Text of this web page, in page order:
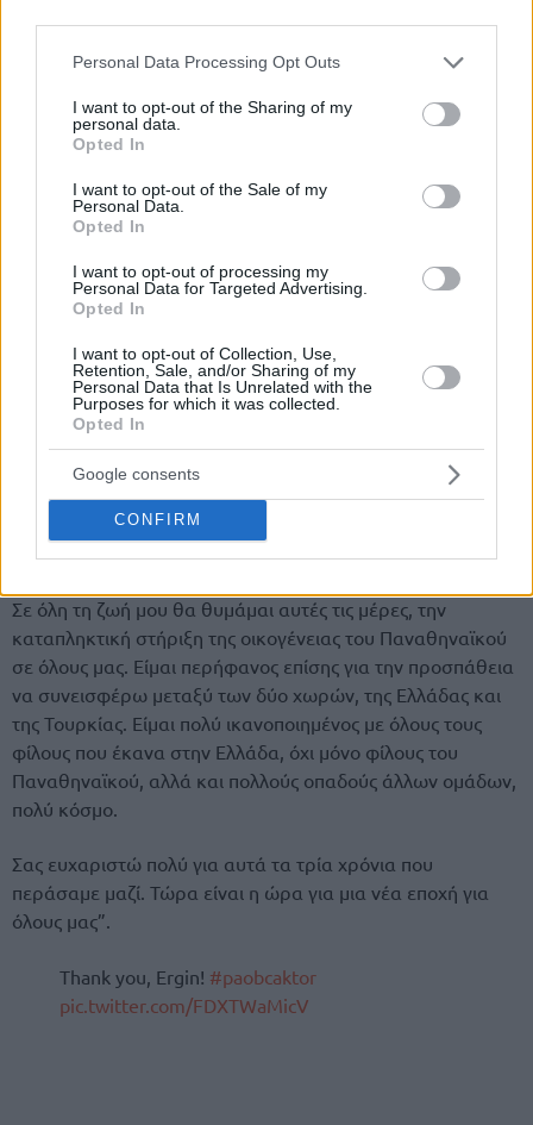
Please note that this website/app uses one or more Google
not limited to your visit or usage behaviour. You may click to
grant or deny consent to Google and its third-party tags to
use your data for below specified purposes in below Google
consent section.
Personal Data Processing Opt Outs
I want to opt-out of the Sharing of my
personal data.
Opted In
I want to opt-out of the Sale of my
Personal Data.
Opted In
I want to opt-out of processing my
Personal Data for Targeted Advertising.
Opted In
I want to opt-out of Collection, Use,
Retention, Sale, and/or Sharing of my
Personal Data that Is Unrelated with the
Purposes for which it was collected.
Opted In
Google consents
CONFIRM
Σε όλη τη ζωή μου θα θυμάμαι αυτές τις μέρες, την
καταπληκτική στήριξη της οικογένειας του Παναθηναϊκού
σε όλους μας. Είμαι περήφανος επίσης για την προσπάθεια
να συνεισφέρω μεταξύ των δύο χωρών, της Ελλάδας και
της Τουρκίας. Είμαι πολύ ικανοποιημένος με όλους τους
φίλους που έκανα στην Ελλάδα, όχι μόνο φίλους του
Παναθηναϊκού, αλλά και πολλούς οπαδούς άλλων ομάδων,
πολύ κόσμο.
Σας ευχαριστώ πολύ για αυτά τα τρία χρόνια που
περάσαμε μαζί. Τώρα είναι η ώρα για μια νέα εποχή για
όλους μας”.
Thank you, Ergin! #paobcaktor
pic.twitter.com/FDXTWaMicV